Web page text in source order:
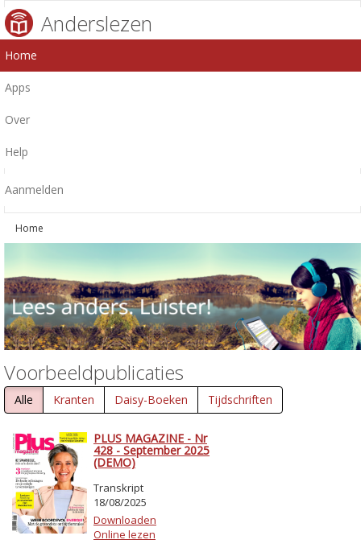
Anderslezen
Home
Apps
Over
Help
Aanmelden
Home
Voorbeeldpublicaties
Alle Kranten Daisy-Boeken Tijdschriften
PLUS MAGAZINE - Nr
428 - September 2025
(DEMO)
Transkript
18/08/2025
Downloaden
Online lezen